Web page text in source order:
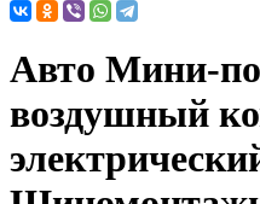
Авто Мини-
воздушный